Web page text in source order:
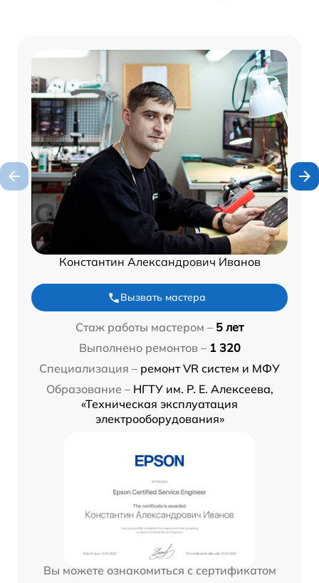
Константин Александрович Иванов
Вызвать мастера
Стаж работы мастером – 5 лет
Выполнено ремонтов – 1 320
Специализация – ремонт VR систем и МФУ
Образование – НГТУ им. Р. Е. Алексеева,
«Техническая эксплуатация
электрооборудования»
Вы можете ознакомиться с сертификатом